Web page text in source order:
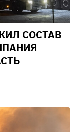
СОСТАВ